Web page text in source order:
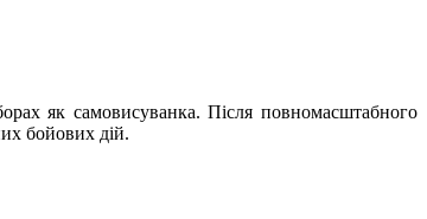
як самовисуванка. Після повномасштабного
бойових дій.